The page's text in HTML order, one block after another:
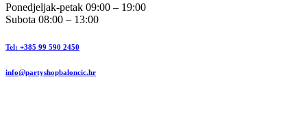
Ponedjeljak-petak 09:00 – 19:00
Subota 08:00 – 13:00
Tel: +385 99 590 2450
info@partyshopbaloncic.hr